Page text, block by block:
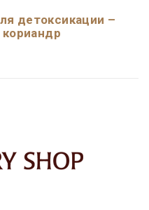
детоксикации –